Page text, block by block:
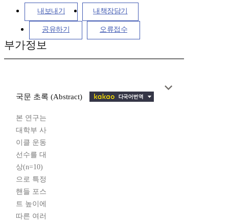
내보내기 내책장담기
공유하기 오류접수
부가정보
국문 초록 (Abstract)
본 연구는
대학부 사
이클 운동
선수를 대
상(n=10)
으로 특정
핸들 포스
트 높이에
따른 여러